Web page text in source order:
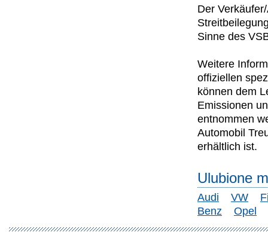
Der
Sinne des
Weitere
offiziellen
können dem
Emissionen
entnommen
Automobil
erhältlich ist.
Ulubione
Audi VW
Benz
Opel